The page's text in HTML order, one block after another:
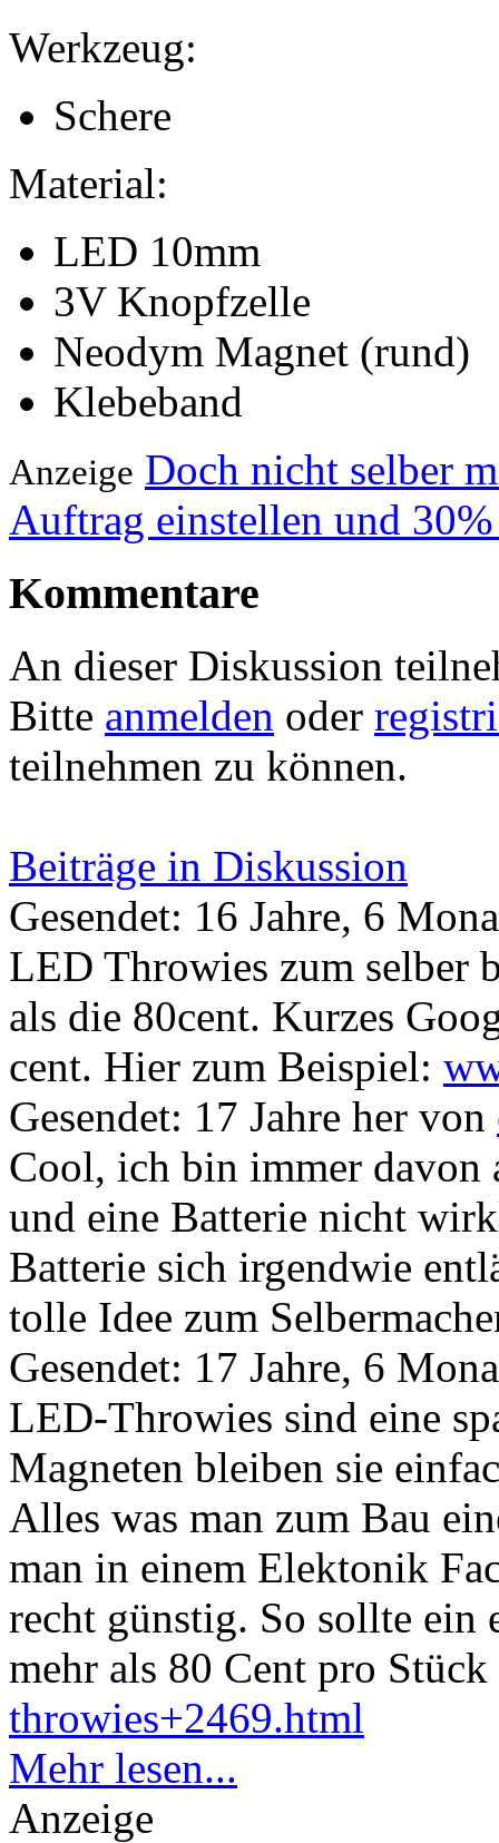
Werkzeug:
Schere
Material:
LED 10mm
3V Knopfzelle
Neodym Magnet (rund)
Klebeband
Anzeige Doch nicht selber
Auftrag einstellen und
Kommentare
An dieser Diskussion
Bitte anmelden oder
teilnehmen zu können.
Beiträge in Diskussion
Gesendet: 16 Jahre, 6
LED Throwies zum selber
als die 80cent. Kurzes
cent. Hier zum Beispiel:
Gesendet: 17 Jahre her von
Cool, ich bin immer davon
und eine Batterie nicht
Batterie sich irgendwie
tolle Idee zum
Gesendet: 17 Jahre, 6
LED-Throwies sind eine
Magneten bleiben sie
Alles was man zum Bau
man in einem Elektonik
recht günstig. So sollte
mehr als 80 Cent pro Stück
throwies+2469.html
Mehr lesen...
Anzeige